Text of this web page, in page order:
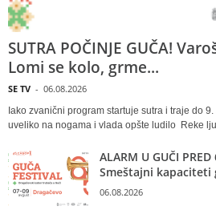
SUTRA POČINJE GUČA!
Lomi se kolo, grme...
SE TV - 06.08.2026
Iako zvanični program startuje sutra i traje do
uveliko na nogama i vlada opšte ludilo Reke
ALARM U GUČI PRED
Smeštajni
06.08.2026